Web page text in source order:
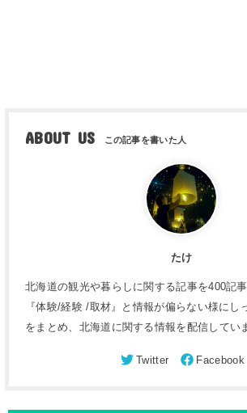
ABOUT US
たけ
北海道の観光や暮らしに関する記事を400記
『体験/経験 /取材』と情報が偏らない様にし
をまとめ、北海道に関する情報を配信してい